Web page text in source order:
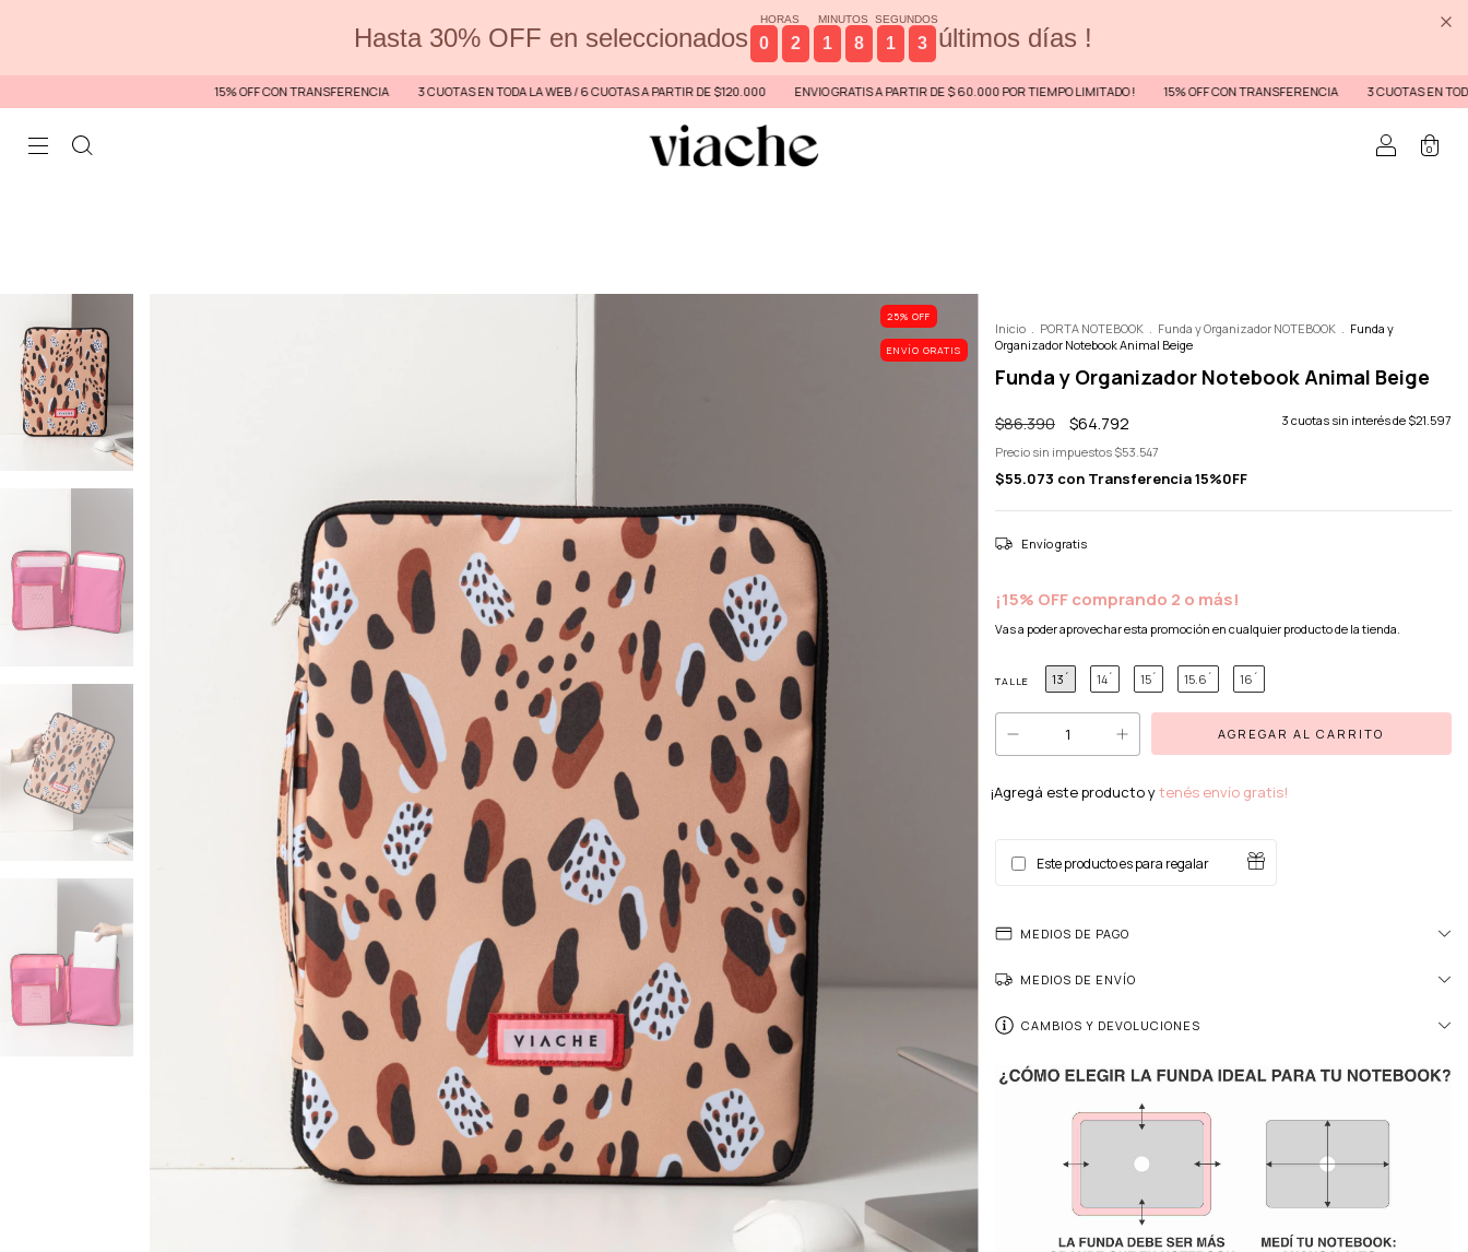
Hasta 30% OFF en seleccionados
HORAS
0 2
MINUTOS
1 8
SEGUNDOS
1 2 últimos días !
15% OFF CON TRANSFERENCIA 3 CUOTAS EN TODA LA WEB / 6 CUOTAS A PARTIR DE $120.000 ENVIO GRATIS A PARTIR DE $ 60.000 POR TIEMPO LIMITADO ! 15% OFF CON TRANSFERENCIA 3 CUOTAS EN TODA LA WEB / 6
0
25% OFF
ENVÍO GRATIS
Inicio . PORTA NOTEBOOK . Funda y Organizador NOTEBOOK . Funda y
Organizador Notebook Animal Beige
Funda y Organizador Notebook Animal Beige
$86.390 $64.792 3 cuotas sin interés de $21.597
Precio sin impuestos $53.547
$55.073 con Transferencia 15%0FF
Envío gratis
¡15% OFF comprando 2 o más!
Vas a poder aprovechar esta promoción en cualquier producto de la tienda.
TALLE 13´ 14´ 15´ 15.6´ 16´
¡Agregá este producto ytenés envío gratis!
Este producto es para regalar
MEDIOS DE PAGO
MEDIOS DE ENVÍO
CAMBIOS Y DEVOLUCIONES